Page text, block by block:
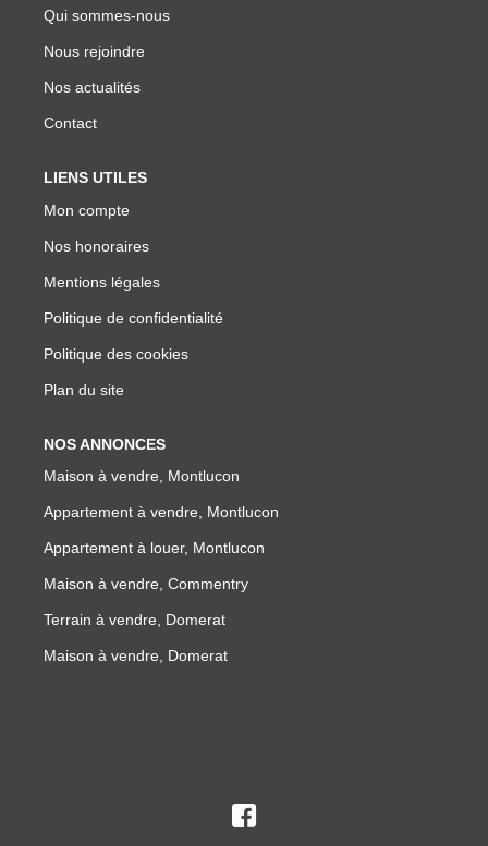
Qui sommes-nous
Nous rejoindre
Nos actualités
Contact
LIENS UTILES
Mon compte
Nos honoraires
Mentions légales
Politique de confidentialité
Politique des cookies
Plan du site
NOS ANNONCES
Maison à vendre, Montlucon
Appartement à vendre, Montlucon
Appartement à louer, Montlucon
Maison à vendre, Commentry
Terrain à vendre, Domerat
Maison à vendre, Domerat